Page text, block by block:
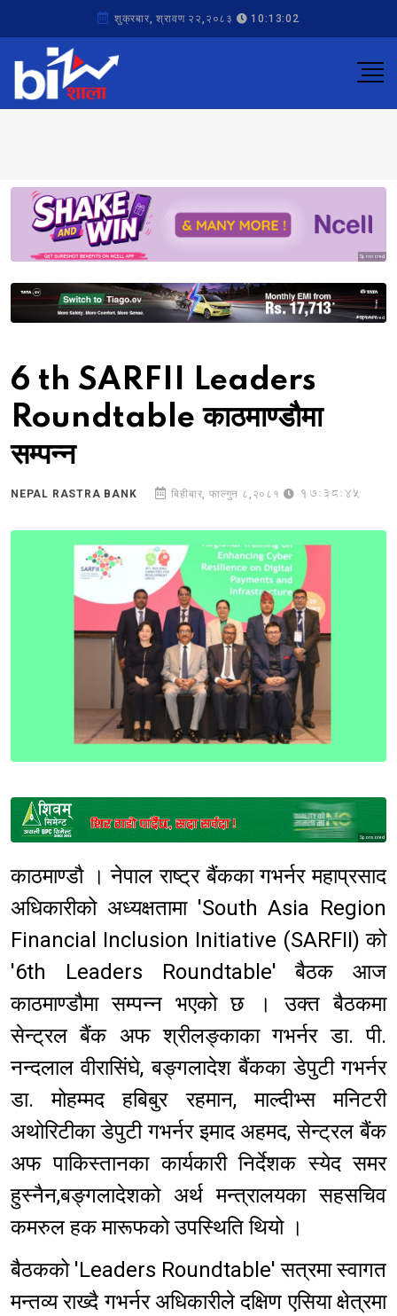
शुक्रबार, श्रावण २२,२०८३ 10:13:02
Sponsored
Sponsored
6 th SARFII Leaders
Roundtable काठमाण्डौमा
सम्पन्न
NEPAL RASTRA BANK बिहीबार, फाल्गुन ८,२०८१ 17:38:45
Sponsored
काठमाण्डौ । नेपाल राष्ट्र बैंकका गभर्नर महाप्रसाद
अधिकारीको अध्यक्षतामा 'South Asia Region
Financial Inclusion Initiative (SARFII) को
'6th Leaders Roundtable' बैठक आज
काठमाण्डौमा सम्पन्न भएको छ । उक्त बैठकमा
सेन्ट्रल बैंक अफ श्रीलङ्काका गभर्नर डा. पी.
नन्दलाल वीरासिंघे, बङ्गलादेश बैंकका डेपुटी गभर्नर
डा. मोहम्मद हबिबुर रहमान, माल्दीभ्स मनिटरी
अथोरिटीका डेपुटी गभर्नर इमाद अहमद, सेन्ट्रल बैंक
अफ पाकिस्तानका कार्यकारी निर्देशक स्येद समर
हुस्नैन,बङ्गलादेशको अर्थ मन्त्रालयका सहसचिव
कमरुल हक मारूफको उपस्थिति थियो ।
बैठकको 'Leaders Roundtable' सत्रमा स्वागत
मन्तव्य राख्दै गभर्नर अधिकारीले दक्षिण एसिया क्षेत्रमा